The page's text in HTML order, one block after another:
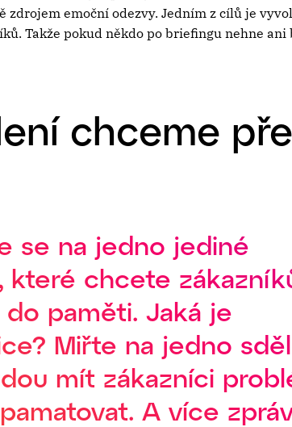
zdrojem emoční odezvy. Jedním z cílů je
Takže pokud někdo po briefingu nehne
chceme
se na jedno jediné
které chcete
paměti. Jaká je
Miřte na jedno
mít zákazníci
A více